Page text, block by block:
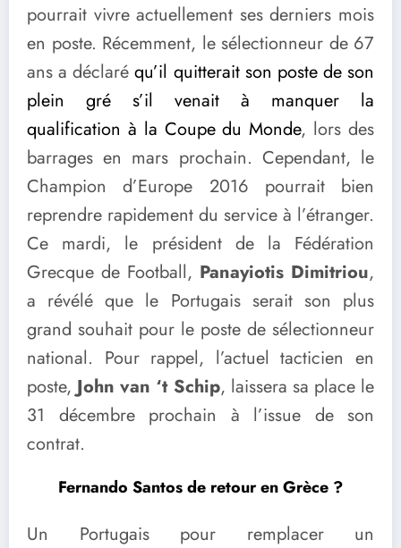
pourrait vivre actuellement ses derniers mois
en poste. Récemment, le sélectionneur de 67
ans a déclaréqu’il quitterait son poste de son
plein gré s’il venait à manquer la
qualification à la Coupe du Monde, lors des
barrages en mars prochain. Cependant, le
Champion d’Europe 2016 pourrait bien
reprendre rapidement du service à l’étranger.
Ce mardi, le président de la Fédération
Grecque de Football, Panayiotis Dimitriou,
a révélé que le Portugais serait son plus
grand souhait pour le poste de sélectionneur
national. Pour rappel, l’actuel tacticien en
poste,John van ‘t Schip, laissera sa place le
31 décembre prochain à l’issue de son
contrat.
Fernando Santos de retour en Grèce ?
Un Portugais pour remplacer un